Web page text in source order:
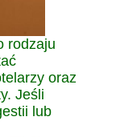
rodzaju
oraz
Jeśli
lub